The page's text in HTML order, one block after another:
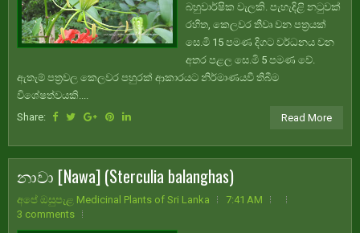
බහුවාර්ෂික වැලකි. පැහැදිළි නටුවක්
රහිත, කෙලවර තීවෘ වන පත්‍රයක්
සෙ.මි 15 පමණ දිගට වර්ධනය වන
අතර පළල සෙ.මි 5 පමණ වේ.
ඇතැම් පත්‍රවල කෙලවර පහුරක් ආකාරයට නිර්මාණයවී තිබීම
විශේෂත්වයකි....
Share:
Read More
නාවා [Nawa] (Sterculia balanghas)
අපේ ඔසුපැළ Medicinal Plants of Sri Lanka
7:41 AM
3 comments